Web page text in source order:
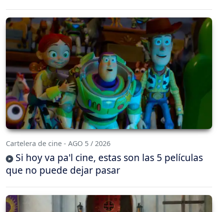
Cartelera de cine - AGO 5 / 2026
Si hoy va pa'l cine, estas son las 5 películas
que no puede dejar pasar